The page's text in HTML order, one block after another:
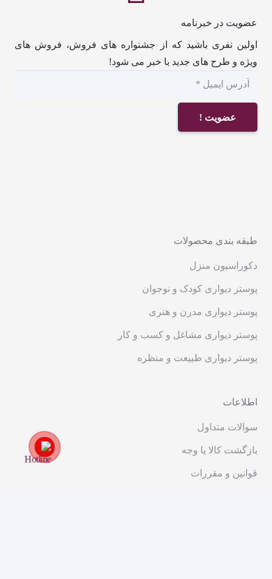
عضویت در خبرنامه
اولین نفری باشید که از جشنواره های فروش، فروش های
ویژه و طرح های جدید با خبر می شود!
عضویت !
طبقه بندی محصولات
دکوراسیون منزل
پوستر دیواری کودک و نوجوان
پوستر دیواری مدرن و هنری
پوستر دیواری مشاغل و کسب و کار
پوستر دیواری طبیعت و منظره
اطلاعات
سوالات متداول
بازگشت کالا یا وجه
قوانین و مقررات